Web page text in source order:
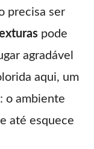
precisa ser
pode
agradável
aqui, um
o ambiente
até esquece